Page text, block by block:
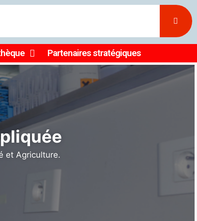
Partenaires stratégiques
la
en
𝐥𝐚 𝐒𝐨𝐜𝐢𝐞́𝐭𝐞́
Koïta